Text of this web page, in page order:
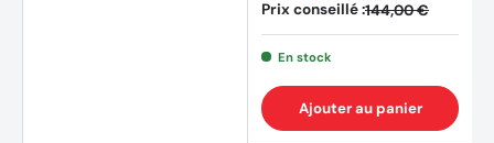
Prix conseillé :144,00 €
En stock
Ajouter au panier